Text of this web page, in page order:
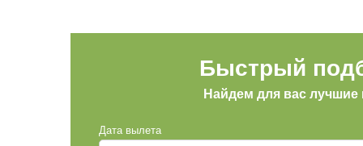
Быстрый
Найдем для вас
Дата вылета